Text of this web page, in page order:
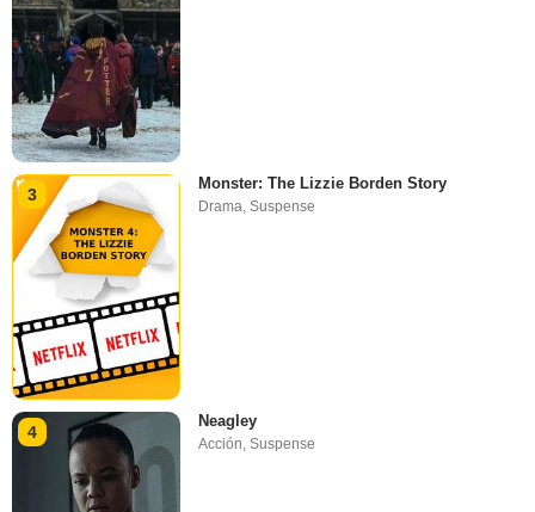
3
Monster: The Lizzie Borden Story
Drama,Suspense
4
Neagley
Acción ,Suspense